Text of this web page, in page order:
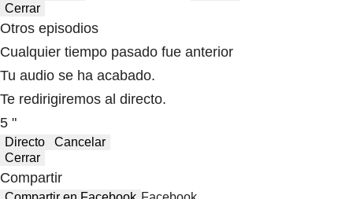
Cerrar
Otros episodios
Cualquier tiempo pasado fue anterior
Tu audio se ha acabado.
Te redirigiremos al directo.
5 "
Directo
Cancelar
Cerrar
Compartir